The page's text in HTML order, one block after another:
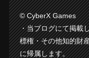
© CyberX Games
・当ブログにて掲載
標権・その他知的財
に帰属します。